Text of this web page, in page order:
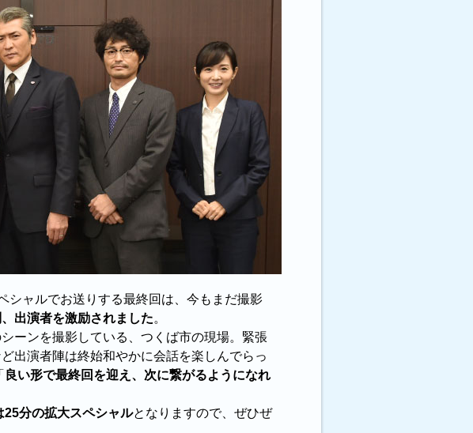
シャルでお送りする最終回は、今もまだ撮影
出演者を激励されました。
ーンを撮影している、つくば市の現場。緊張
出演者陣は終始和やかに会話を楽しんでらっ
良い形で最終回を迎え、次に繋がるようになれ
25分の拡大スペシャルとなりますので、ぜひぜ